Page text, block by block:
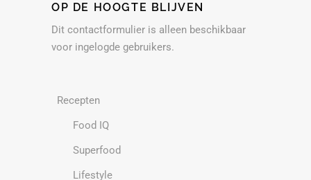
OP DE HOOGTE BLIJVEN
Dit contactformulier is alleen beschikbaar
voor ingelogde gebruikers.
Recepten
Food IQ
Superfood
Lifestyle